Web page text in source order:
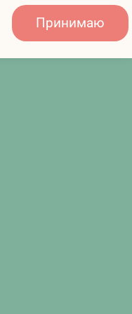
function. Cancer
T, Okwuosa
Complications
in
Management:
Nov
R, Lamba R,
related
and collecting
87.
Принимаю